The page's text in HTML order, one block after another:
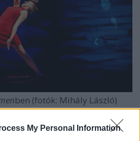
My Personal Information
ben (fotók: Mihály László)
önállóvá a korábban a Pécsi
működő Pécsi